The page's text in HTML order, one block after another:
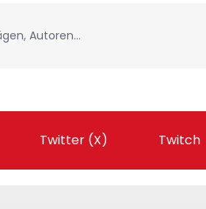
Twitter (X) Twitch